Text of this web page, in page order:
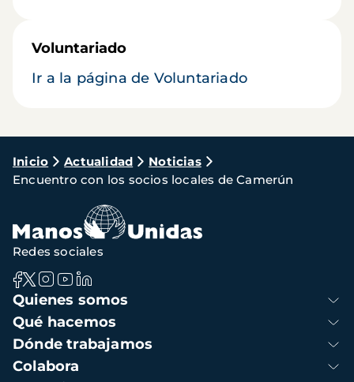
Voluntariado
Ir a la página de Voluntariado
Ruta
de
navegación
Inicio Actualidad
Noticias
Encuentro con los socios locales de Camerún
Navegación
principal
Quienes somos
Qué hacemos
Dónde trabajamos
Colabora
Redes sociales